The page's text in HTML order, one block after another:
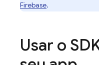
Firebase.
Usar o